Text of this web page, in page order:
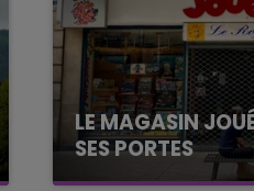
LE MAGASIN
SES PORTES
C'était l'une des